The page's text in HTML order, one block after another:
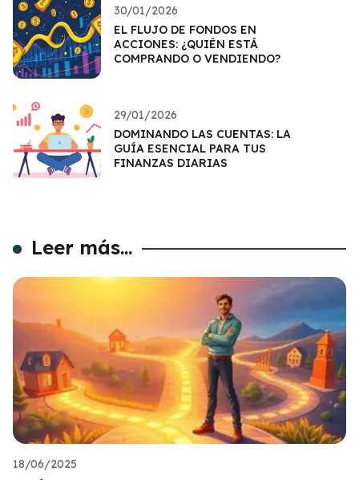
30/01/2026
EL FLUJO DE FONDOS EN
ACCIONES: ¿QUIÉN ESTÁ
COMPRANDO O VENDIENDO?
29/01/2026
DOMINANDO LAS CUENTAS: LA
GUÍA ESENCIAL PARA TUS
FINANZAS DIARIAS
Leer más...
18/06/2025